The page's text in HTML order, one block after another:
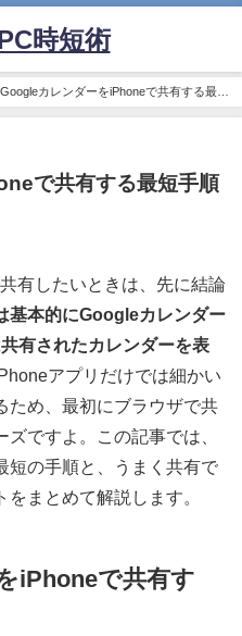
時短術
GoogleカレンダーをiPhoneで共有する最短
で共有する最短手順
有したいときは、先に結論
基本的にGoogleカレンダー
有されたカレンダーを表
アプリだけでは細かい
ため、最初にブラウザで共
ですよ。この記事では、
短の手順と、うまく共有で
まとめて解説します。
iPhoneで共有す